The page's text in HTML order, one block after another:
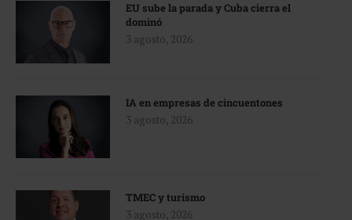
EU sube la parada y Cuba cierra el
dominó
3 agosto, 2026
IA en empresas de cincuentones
3 agosto, 2026
TMEC y turismo
3 agosto, 2026